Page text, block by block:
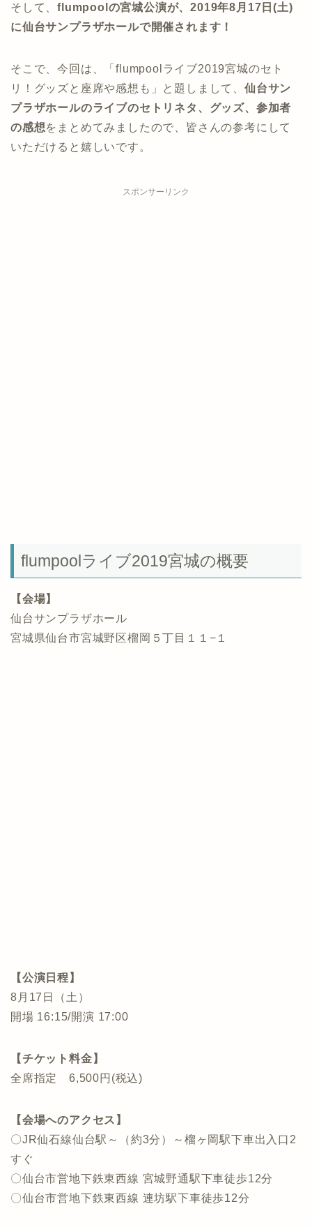
そして、flumpoolの宮城公演が、2019年8月17日(土)
に仙台サンプラザホールで開催されます！
そこで、今回は、「flumpoolライブ2019宮城のセト
リ！グッズと座席や感想も」と題しまして、 仙台サン
プラザホールのライブのセトリネタ、グッズ、参加者
の感想をまとめてみましたので、皆さんの参考にして
いただけると嬉しいです。
スポンサーリンク
flumpoolライブ2019宮城の概要
【会場】
仙台サンプラザホール
宮城県仙台市宮城野区榴岡５丁目１１−１
【公演日程】
8月17日（土）
開場 16:15/開演 17:00
【チケット料金】
全席指定 6,500円(税込)
【会場へのアクセス】
〇JR仙石線仙台駅～（約3分）～榴ヶ岡駅下車出入口2
すぐ
〇仙台市営地下鉄東西線 宮城野通駅下車徒歩12分
〇仙台市営地下鉄東西線 連坊駅下車徒歩12分